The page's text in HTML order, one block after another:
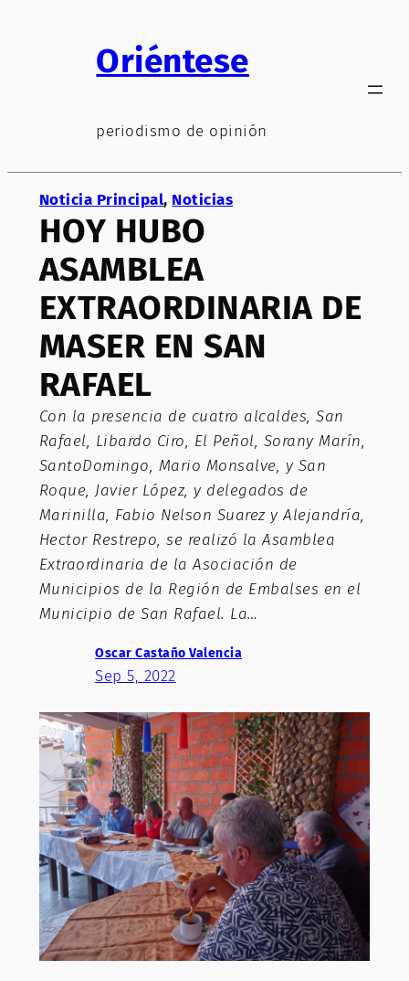
Oriéntese
periodismo de opinión
Noticia Principal, Noticias
HOY HUBO
ASAMBLEA
EXTRAORDINARIA DE
MASER EN SAN
RAFAEL
Con la presencia de cuatro alcaldes, San
Rafael, Libardo Ciro, El Peñol, Sorany Marín,
SantoDomingo, Mario Monsalve, y San
Roque, Javier López, y delegados de
Marinilla, Fabio Nelson Suarez y Alejandría,
Hector Restrepo, se realizó la Asamblea
Extraordinaria de la Asociación de
Municipios de la Región de Embalses en el
Municipio de San Rafael. La…
Oscar Castaño Valencia
Sep 5, 2022